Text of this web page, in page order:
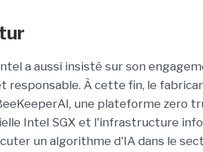
a aussi insisté sur son
responsable. À cette fin, le
une plateforme zero
Intel SGX et l'infrastructure
un algorithme d'IA dans le